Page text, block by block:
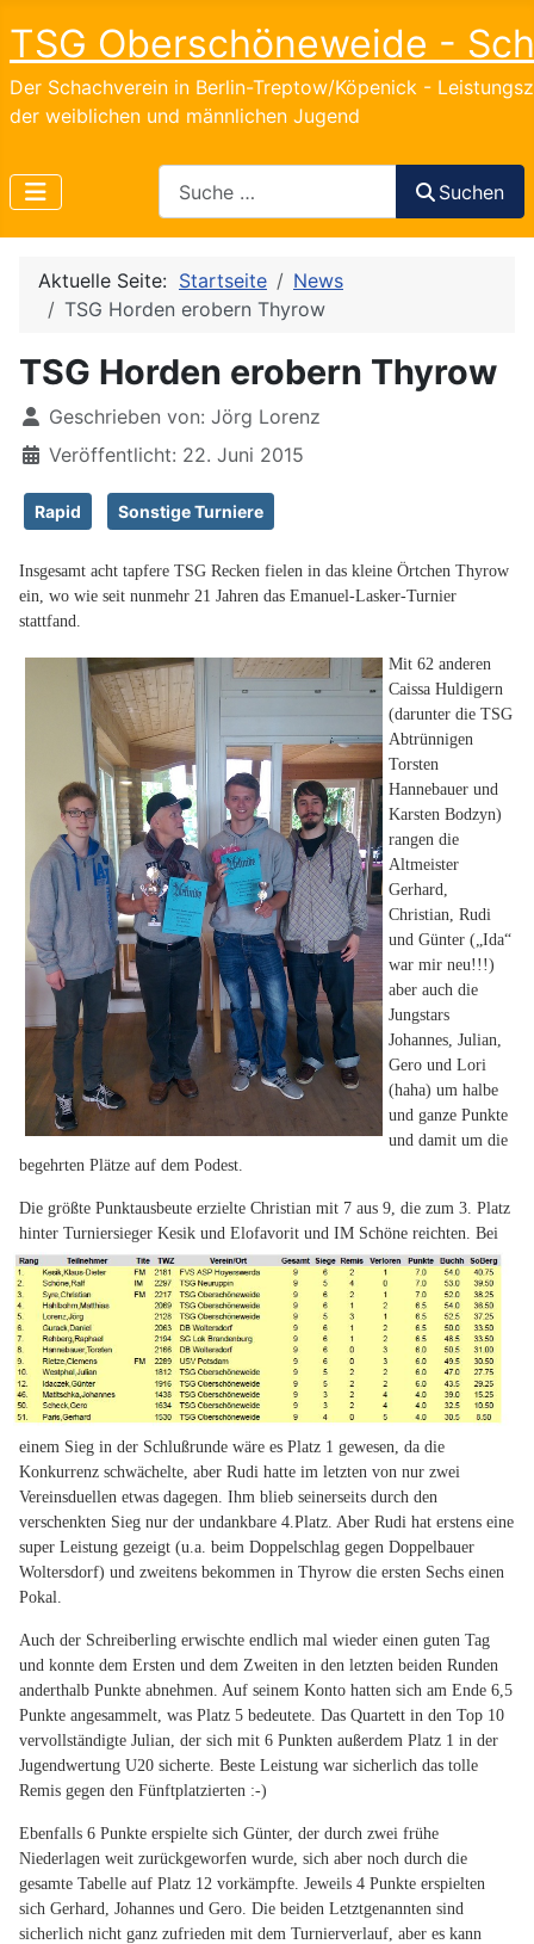
TSG Oberschöneweide -
Der Schachverein in Berlin-Treptow/Köpenick -
der weiblichen und männlichen Jugend
Suchen
Aktuelle Seite: Startseite
News
TSG Horden erobern Thyrow
TSG Horden erobern Thyrow
DetailsGeschrieben von: Jörg Lorenz
Veröffentlicht: 22. Juni 2015
Rapid Sonstige Turniere
Insgesamt acht tapfere TSG Recken fielen in das kleine Örtchen Thyrow
ein, wo wie seit nunmehr 21 Jahren das Emanuel-Lasker-Turnier
stattfand.
Mit 62 anderen
Caissa Huldigern
(darunter die TSG
Abtrünnigen
Torsten
Hannebauer und
Karsten Bodzyn)
rangen die
Altmeister
Gerhard,
Christian, Rudi
und Günter („Ida“
war mir neu!!!)
aber auch die
Jungstars
Johannes, Julian,
Gero und Lori
(haha) um halbe
und ganze Punkte
und damit um die
begehrten Plätze auf dem Podest.
Die größte Punktausbeute erzielte Christian mit 7 aus 9, die zum 3. Platz
hinter Turniersieger Kesik und Elofavorit und IM Schöne reichten. Bei
einem Sieg in der Schlußrunde wäre es Platz 1 gewesen, da die
Konkurrenz schwächelte, aber Rudi hatte im letzten von nur zwei
Vereinsduellen etwas dagegen. Ihm blieb seinerseits durch den
verschenkten Sieg nur der undankbare 4.Platz. Aber Rudi hat erstens eine
super Leistung gezeigt (u.a. beim Doppelschlag gegen Doppelbauer
Woltersdorf) und zweitens bekommen in Thyrow die ersten Sechs einen
Pokal.
Auch der Schreiberling erwischte endlich mal wieder einen guten Tag
und konnte dem Ersten und dem Zweiten in den letzten beiden Runden
anderthalb Punkte abnehmen. Auf seinem Konto hatten sich am Ende 6,5
Punkte angesammelt, was Platz 5 bedeutete. Das Quartett in den Top 10
vervollständigte Julian, der sich mit 6 Punkten außerdem Platz 1 in der
Jugendwertung U20 sicherte. Beste Leistung war sicherlich das tolle
Remis gegen den Fünftplatzierten :-)
Ebenfalls 6 Punkte erspielte sich Günter, der durch zwei frühe
Niederlagen weit zurückgeworfen wurde, sich aber noch durch die
gesamte Tabelle auf Platz 12 vorkämpfte. Jeweils 4 Punkte erspielten
sich Gerhard, Johannes und Gero. Die beiden Letztgenannten sind
sicherlich nicht ganz zufrieden mit dem Turnierverlauf, aber es kann